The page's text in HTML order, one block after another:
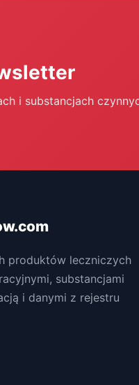
i substancjach
produktów leczniczych
substancjami
i danymi z rejestru